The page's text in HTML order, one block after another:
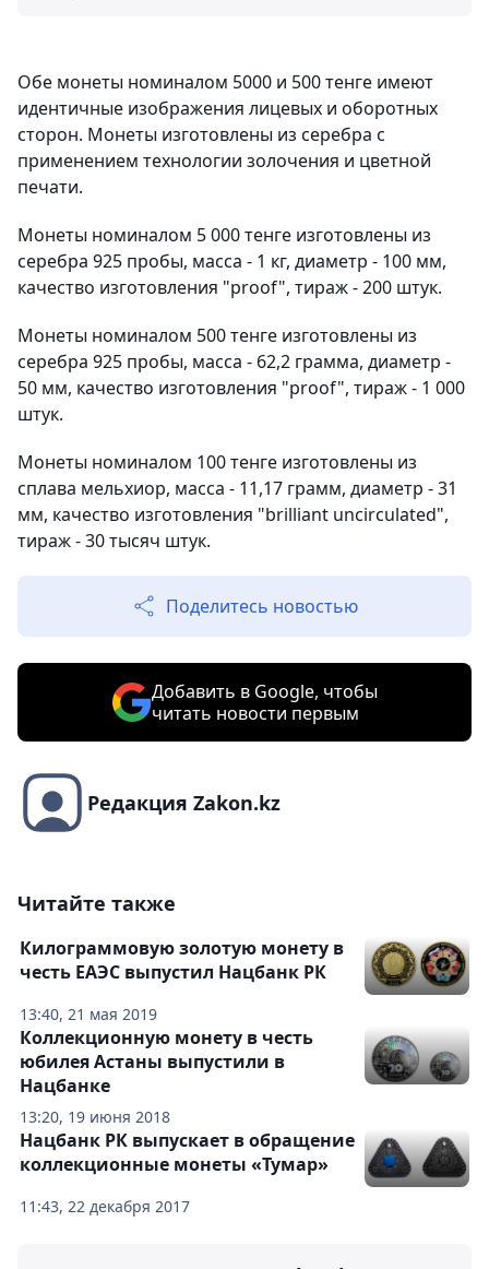
Обе монеты номиналом 5000 и 500 тенге имеют
идентичные изображения лицевых и оборотных
сторон. Монеты изготовлены из серебра с
применением технологии золочения и цветной
печати.
Монеты номиналом 5 000 тенге изготовлены из
серебра 925 пробы, масса - 1 кг, диаметр - 100 мм,
качество изготовления "proof", тираж - 200 штук.
Монеты номиналом 500 тенге изготовлены из
серебра 925 пробы, масса - 62,2 грамма, диаметр -
50 мм, качество изготовления "proof", тираж - 1 000
штук.
Монеты номиналом 100 тенге изготовлены из
сплава мельхиор, масса - 11,17 грамм, диаметр - 31
мм, качество изготовления "brilliant uncirculated",
тираж - 30 тысяч штук.
Поделитесь новостью
Добавить в Google, чтобы
читать новости первым
Редакция Zakon.kz
Читайте также
13:40, 21 мая 2019
Килограммовую золотую монету в
честь ЕАЭС выпустил Нацбанк РК
13:20, 19 июня 2018
Коллекционную монету в честь
юбилея Астаны выпустили в
Нацбанке
11:43, 22 декабря 2017
Нацбанк РК выпускает в обращение
коллекционные монеты «Тумар»